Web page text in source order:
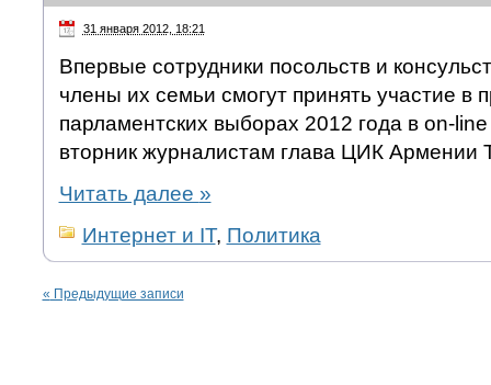
31 января 2012, 18:21
Впервые сотрудники посольств и
члены их семьи смогут принять участие в
парламентских выборах 2012 года в on-
вторник журналистам глава ЦИК Армении
Читать далее »
Интернет и IT, Политика
« Предыдущие записи